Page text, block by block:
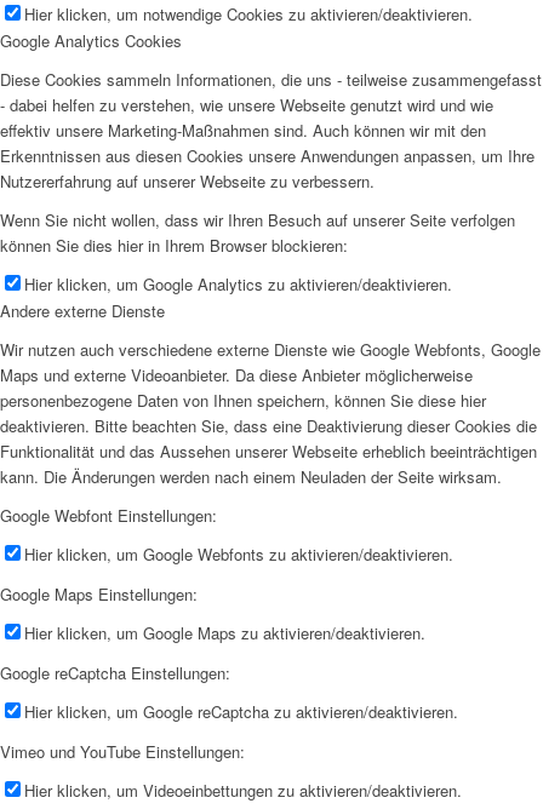
Hier klicken, um notwendige Cookies zu aktivieren/deaktivieren.
Google Analytics Cookies
Diese Cookies sammeln Informationen, die uns - teilweise zusammengefasst
- dabei helfen zu verstehen, wie unsere Webseite genutzt wird und wie
effektiv unsere Marketing-Maßnahmen sind. Auch können wir mit den
Erkenntnissen aus diesen Cookies unsere Anwendungen anpassen, um Ihre
Nutzererfahrung auf unserer Webseite zu verbessern.
Wenn Sie nicht wollen, dass wir Ihren Besuch auf unserer Seite verfolgen
können Sie dies hier in Ihrem Browser blockieren:
Hier klicken, um Google Analytics zu aktivieren/deaktivieren.
Andere externe Dienste
Wir nutzen auch verschiedene externe Dienste wie Google Webfonts, Google
Maps und externe Videoanbieter. Da diese Anbieter möglicherweise
personenbezogene Daten von Ihnen speichern, können Sie diese hier
deaktivieren. Bitte beachten Sie, dass eine Deaktivierung dieser Cookies die
Funktionalität und das Aussehen unserer Webseite erheblich beeinträchtigen
kann. Die Änderungen werden nach einem Neuladen der Seite wirksam.
Google Webfont Einstellungen:
Hier klicken, um Google Webfonts zu aktivieren/deaktivieren.
Google Maps Einstellungen:
Hier klicken, um Google Maps zu aktivieren/deaktivieren.
Google reCaptcha Einstellungen:
Hier klicken, um Google reCaptcha zu aktivieren/deaktivieren.
Vimeo und YouTube Einstellungen:
Hier klicken, um Videoeinbettungen zu aktivieren/deaktivieren.